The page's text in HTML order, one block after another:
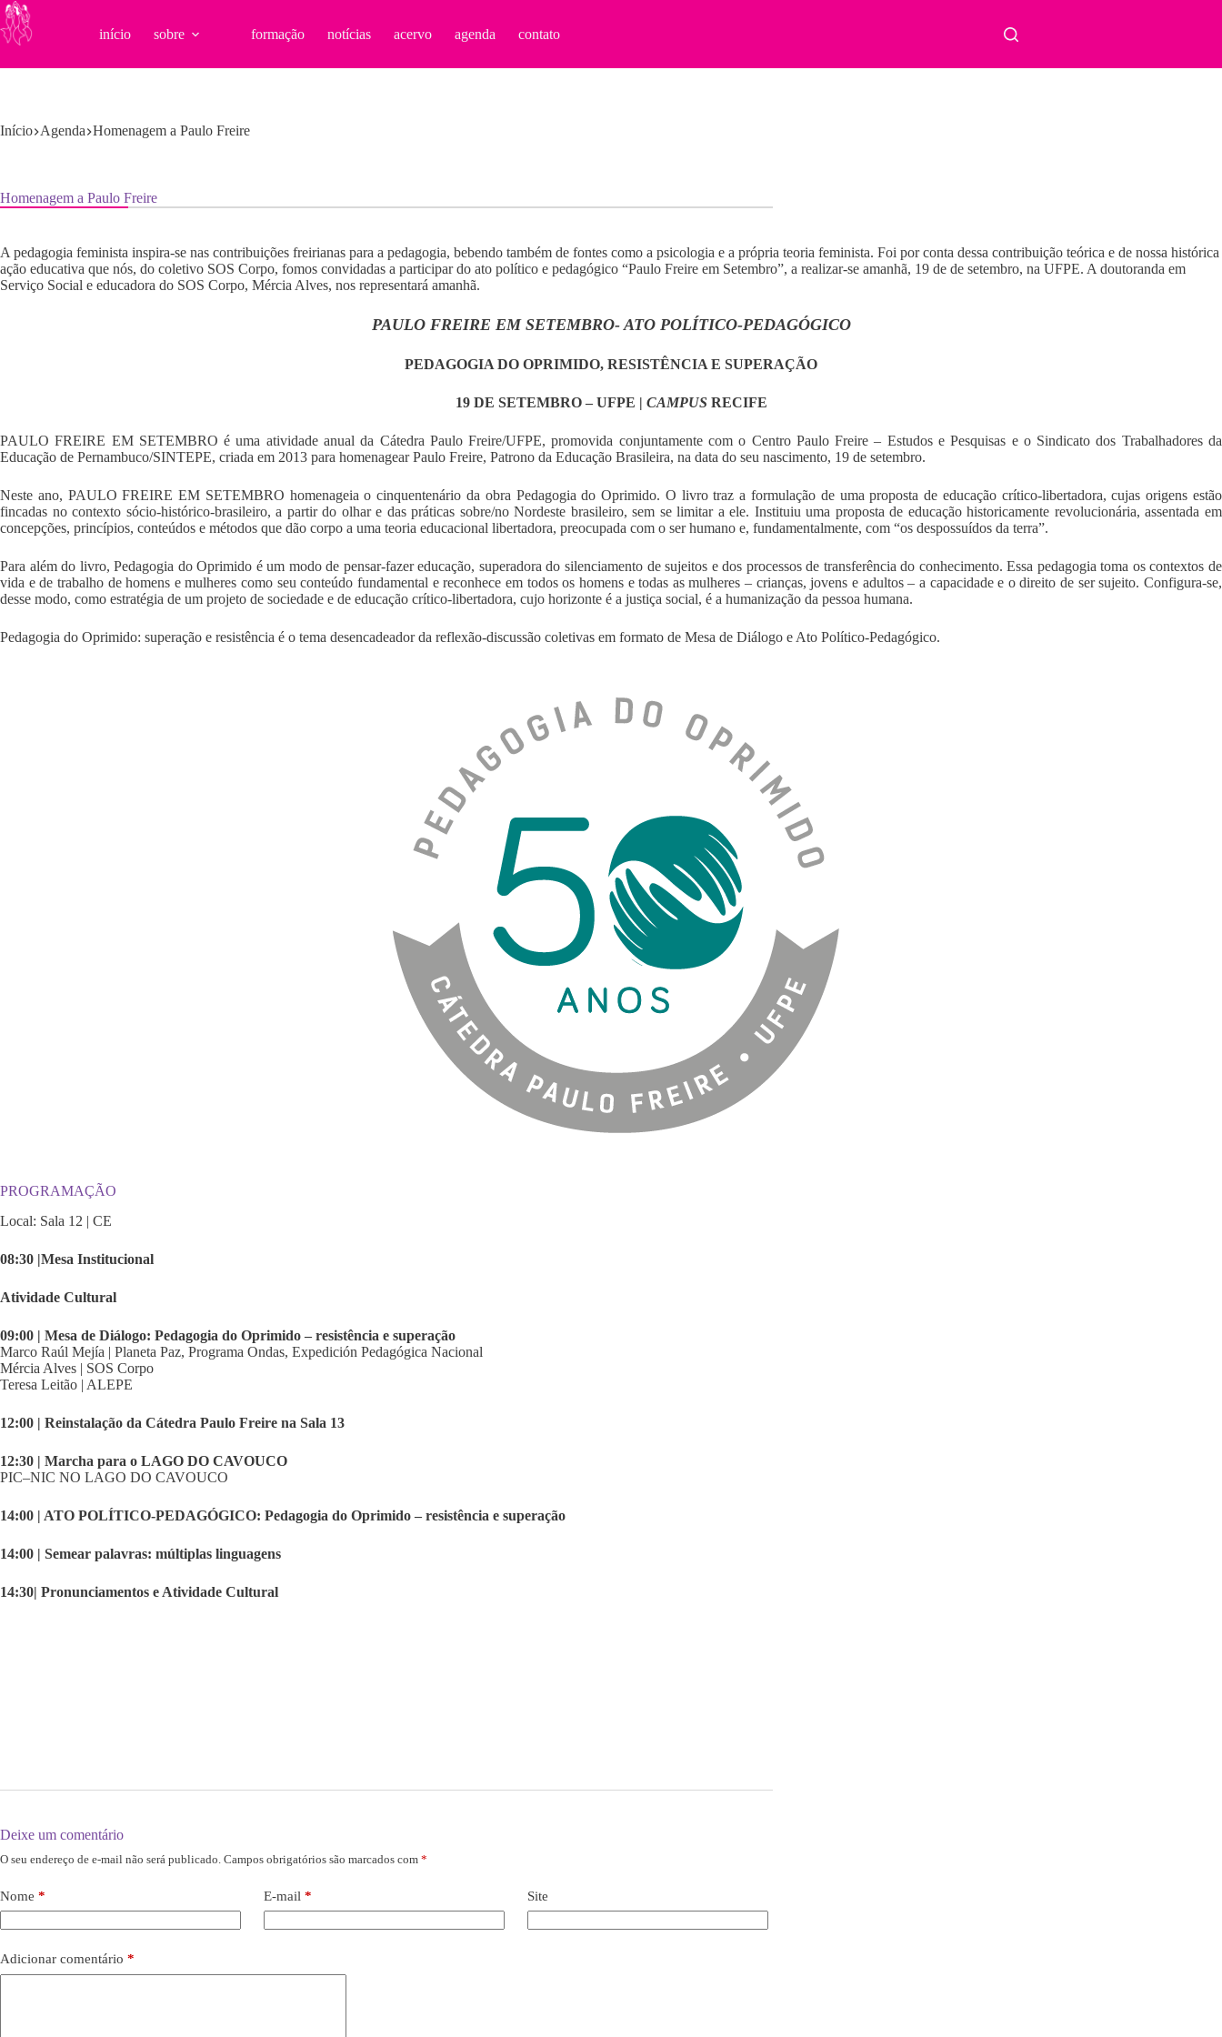
Pular
para
o
início sobre formação notícias acervo agenda contato
Início Agenda Homenagem a Paulo Freire
Homenagem a Paulo Freire
A pedagogia feminista inspira-se nas contribuições freirianas para a pedagogia, bebendo também de fontes como a psicologia e a própria teoria feminista. Foi por conta dessa contribuição teórica e de nossa histórica
ação educativa que nós, do coletivo SOS Corpo, fomos convidadas a participar do ato político e pedagógico “Paulo Freire em Setembro”, a realizar-se amanhã, 19 de de setembro, na UFPE. A doutoranda em
Serviço Social e educadora do SOS Corpo, Mércia Alves, nos representará amanhã.
PAULO FREIRE EM SETEMBRO- ATO POLÍTICO-PEDAGÓGICO
PEDAGOGIA DO OPRIMIDO, RESISTÊNCIA E SUPERAÇÃO
19 DE SETEMBRO – UFPE | CAMPUS RECIFE
PAULO FREIRE EM SETEMBRO é uma atividade anual da Cátedra Paulo Freire/UFPE, promovida conjuntamente com o Centro Paulo Freire – Estudos e Pesquisas e o Sindicato dos Trabalhadores da
Educação de Pernambuco/SINTEPE, criada em 2013 para homenagear Paulo Freire, Patrono da Educação Brasileira, na data do seu nascimento, 19 de setembro.
Neste ano, PAULO FREIRE EM SETEMBRO homenageia o cinquentenário da obra Pedagogia do Oprimido. O livro traz a formulação de uma proposta de educação crítico-libertadora, cujas origens estão
fincadas no contexto sócio-histórico-brasileiro, a partir do olhar e das práticas sobre/no Nordeste brasileiro, sem se limitar a ele. Instituiu uma proposta de educação historicamente revolucionária, assentada em
concepções, princípios, conteúdos e métodos que dão corpo a uma teoria educacional libertadora, preocupada com o ser humano e, fundamentalmente, com “os despossuídos da terra”.
Para além do livro, Pedagogia do Oprimido é um modo de pensar-fazer educação, superadora do silenciamento de sujeitos e dos processos de transferência do conhecimento. Essa pedagogia toma os contextos de
vida e de trabalho de homens e mulheres como seu conteúdo fundamental e reconhece em todos os homens e todas as mulheres – crianças, jovens e adultos – a capacidade e o direito de ser sujeito. Configura-se,
desse modo, como estratégia de um projeto de sociedade e de educação crítico-libertadora, cujo horizonte é a justiça social, é a humanização da pessoa humana.
Pedagogia do Oprimido: superação e resistência é o tema desencadeador da reflexão-discussão coletivas em formato de Mesa de Diálogo e Ato Político-Pedagógico.
PROGRAMAÇÃO
Local: Sala 12 | CE
08:30 |Mesa Institucional
Atividade Cultural
09:00 | Mesa de Diálogo: Pedagogia do Oprimido – resistência e superação
Marco Raúl Mejía | Planeta Paz, Programa Ondas, Expedición Pedagógica Nacional
Mércia Alves | SOS Corpo
Teresa Leitão | ALEPE
12:00 | Reinstalação da Cátedra Paulo Freire na Sala 13
12:30 | Marcha para o LAGO DO CAVOUCO
PIC–NIC NO LAGO DO CAVOUCO
14:00 | ATO POLÍTICO-PEDAGÓGICO: Pedagogia do Oprimido – resistência e superação
14:00 | Semear palavras: múltiplas linguagens
14:30| Pronunciamentos e Atividade Cultural
Deixe um comentário
O seu endereço de e-mail não será publicado. Campos obrigatórios são marcados com *
Nome * E-mail * Site
Adicionar comentário *